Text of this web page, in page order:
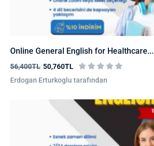
Online General English for Healthcare...
56,400TL 50,760TL
Erdogan Erturkoglu tarafından